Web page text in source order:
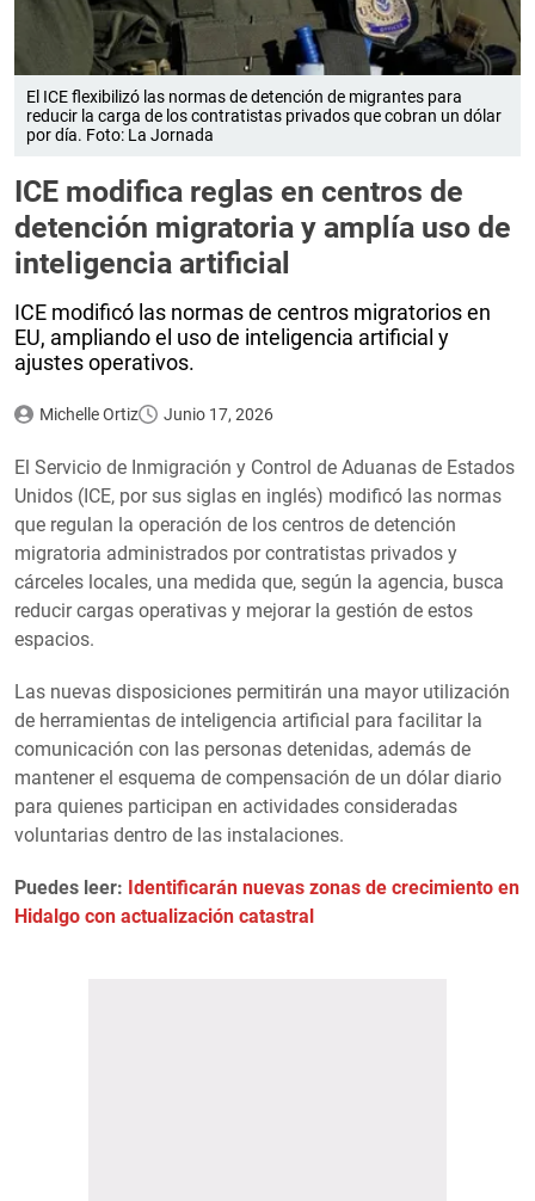
El ICE flexibilizó las normas de detención de migrantes para
reducir la carga de los contratistas privados que cobran un dólar
por día. Foto: La Jornada
ICE modifica reglas en centros de
detención migratoria y amplía uso de
inteligencia artificial
ICE modificó las normas de centros migratorios en
EU, ampliando el uso de inteligencia artificial y
ajustes operativos.
Michelle Ortiz Junio 17, 2026
El Servicio de Inmigración y Control de Aduanas de Estados
Unidos (ICE, por sus siglas en inglés) modificó las normas
que regulan la operación de los centros de detención
migratoria administrados por contratistas privados y
cárceles locales, una medida que, según la agencia, busca
reducir cargas operativas y mejorar la gestión de estos
espacios.
Las nuevas disposiciones permitirán una mayor utilización
de herramientas de inteligencia artificial para facilitar la
comunicación con las personas detenidas, además de
mantener el esquema de compensación de un dólar diario
para quienes participan en actividades consideradas
voluntarias dentro de las instalaciones.
Puedes leer: Identificarán nuevas zonas de crecimiento en
Hidalgo con actualización catastral